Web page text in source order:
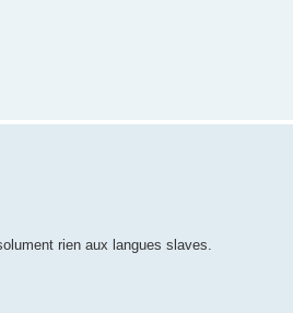
rien aux langues slaves.